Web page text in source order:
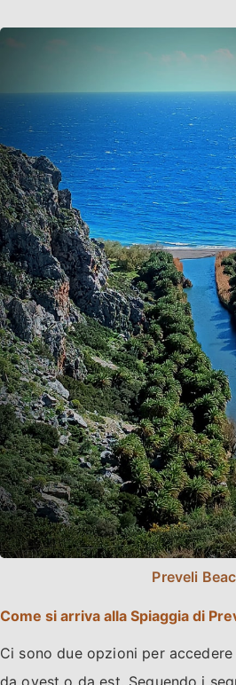
Preveli
Come si arriva alla Spiaggia di
Ci sono due opzioni per
da ovest o da est. Seguendo i